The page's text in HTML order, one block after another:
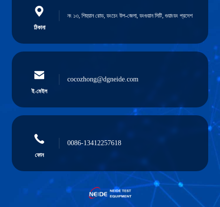
ঠিকানা
নং ১৩, শিহুয়ান রোড, ডংচেং উপ-জেলা, ডংগুয়ান সিটি, গুয়াংডং প্রদেশ
ই-মেইল
cocozhong@dgneide.com
ফোন
0086-13412257618